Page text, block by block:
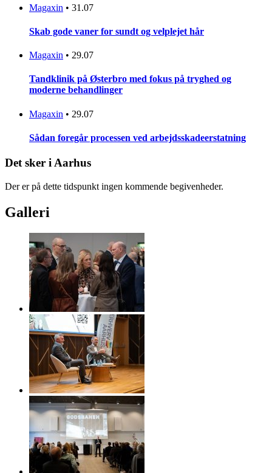
Magaxin • 31.07
Skab gode vaner for sundt og velplejet hår
Magaxin • 29.07
Tandklinik på Østerbro med fokus på tryghed og
moderne behandlinger
Magaxin • 29.07
Sådan foregår processen ved arbejdsskadeerstatning
Det sker i Aarhus
Der er på dette tidspunkt ingen kommende begivenheder.
Galleri